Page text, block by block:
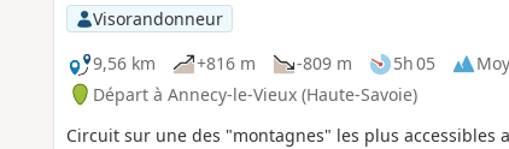
Visorandonneur
9,56 km
+816 m -809 m 5h 05
Départ à Annecy-le-Vieux (Haute-Savoie)
Circuit sur une des "montagnes" les plus